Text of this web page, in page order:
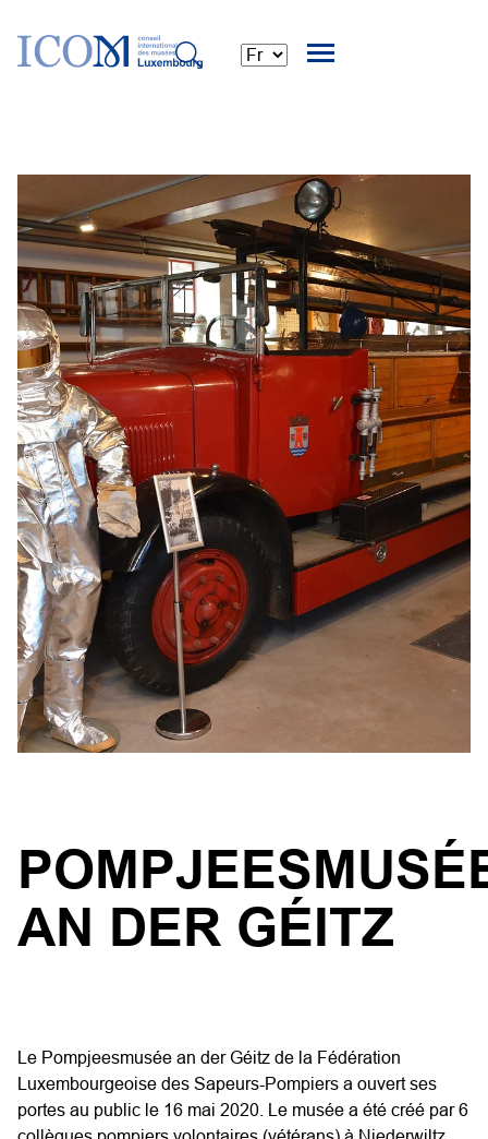
AN DER GÉITZ
Le Pompjeesmusée an der Géitz de la Fédération
Luxembourgeoise des Sapeurs-Pompiers a ouvert ses
portes au public le 16 mai 2020. Le musée a été créé par 6